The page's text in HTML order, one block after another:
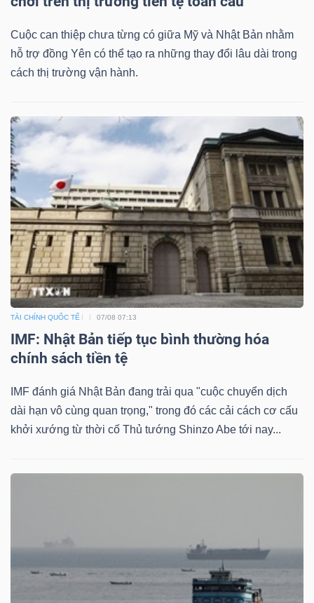
Cuộc can thiệp chưa từng có giữa Mỹ và Nhật Bản nhằm
hỗ trợ đồng Yên có thể tạo ra những thay đổi lâu dài trong
cách thị trường vận hành.
TÀI CHÍNH QUỐC TẾ 07/08 07:13
IMF: Nhật Bản tiếp tục bình thường hóa
chính sách tiền tệ
IMF đánh giá Nhật Bản đang trải qua "cuộc chuyển dịch
dài hạn vô cùng quan trọng," trong đó các cải cách cơ cấu
khởi xướng từ thời cố Thủ tướng Shinzo Abe tới nay...
YẾU
THIẾT
CHĂM
SÓC
SỨC
KHỎE